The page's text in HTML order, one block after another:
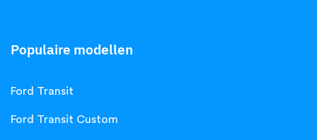
Populaire modellen
Ford Transit
Ford Transit Custom